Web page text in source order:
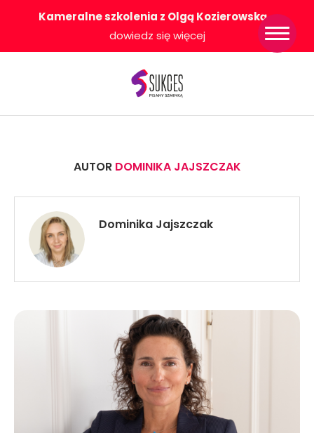
Kameralne szkolenia z Olgą Kozierowską-
dowiedz się więcej
AUTOR DOMINIKA JAJSZCZAK
Dominika Jajszczak
Strona główna
Konkurs Sukces
Współpracujemy